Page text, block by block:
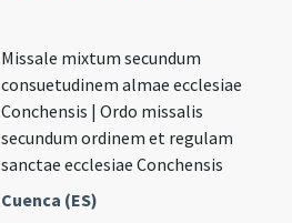
Missale mixtum secundum
consuetudinem almae ecclesiae
Conchensis | Ordo missalis
secundum ordinem et regulam
sanctae ecclesiae Conchensis
Cuenca (ES)